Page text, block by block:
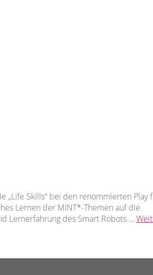
Skills“ bei den renommierten Play
Lernen der MINT*-Themen auf die
Lernerfahrung des Smart Robots …